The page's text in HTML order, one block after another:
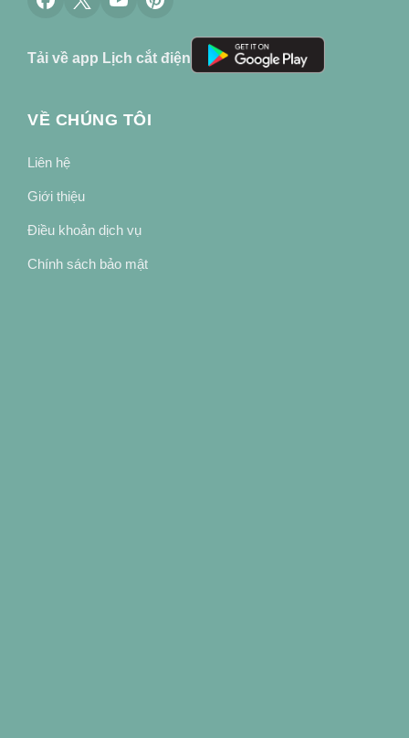
Tải về app Lịch cắt điện
VỀ CHÚNG TÔI
Liên hệ
Giới thiệu
Điều khoản dịch vụ
Chính sách bảo mật